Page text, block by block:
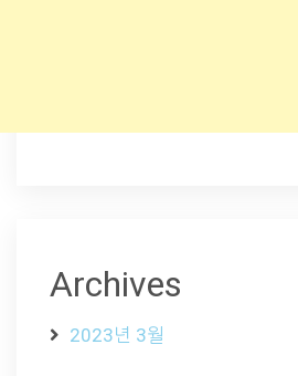
Archives
2023년 3월